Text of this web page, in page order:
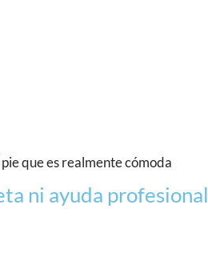
que es realmente cómoda
ni ayuda profesional